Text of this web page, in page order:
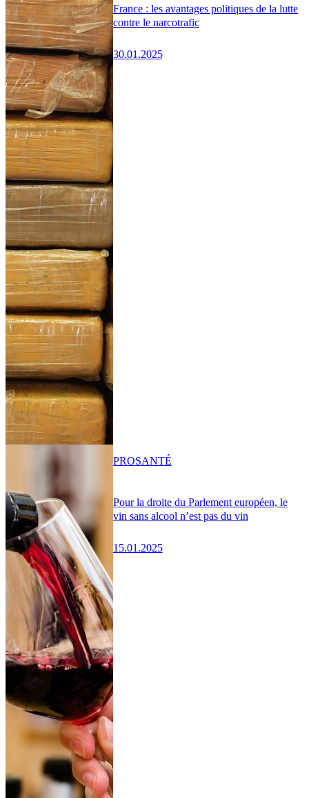
France : les avantages politiques de la lutte
contre le narcotrafic
30.01.2025
Pour la droite du Parlement européen, le
vin sans alcool n’est pas du vin
15.01.2025
PROSANTÉ